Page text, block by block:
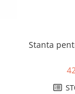
Stanta